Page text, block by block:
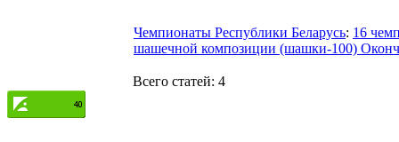
Чемпионаты Республики Беларусь: 16
шашечной композиции (шашки-100)
Всего статей: 4